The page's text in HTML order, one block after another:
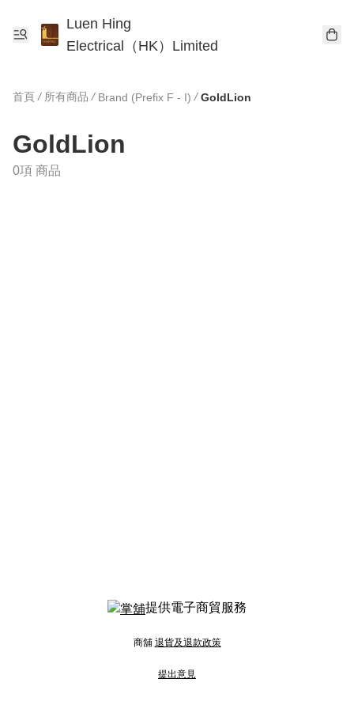
Luen Hing
Electrical（HK）Limited
首頁 / 所有商品 / Brand (Prefix F - I) / GoldLion
GoldLion
0項 商品
提供電子商貿服務
商舖 退貨及退款政策
提出意見